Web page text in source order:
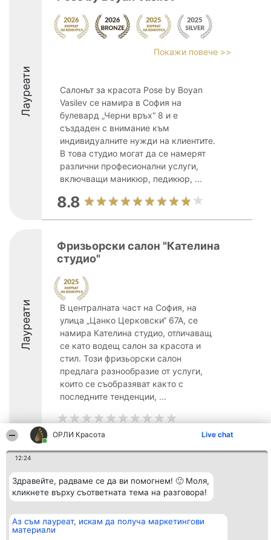
ОРЛИ Красота Live chat
12:24
Здравейте, радваме се да ви помогнем! 🙂 Моля,
кликнете върху съответната тема на разговора!
Аз съм лауреат, искам да получа маркетингови
материали
Лауреати
Покажи повече >>
Салонът за красота Pose by Boyan
Vasilev се намира в София на
булевард „Черни връх“ 8 и е
създаден с внимание към
индивидуалните нужди на клиентите.
В това студио могат да се намерят
различни професионални услуги,
включващи маникюр, педикюр, ...
8.8
Лауреати
Фризьорски салон "Кателина
студио"
В централната част на София, на
улица „Цанко Церковски“ 67А, се
намира Кателина студио, отличаващ
се като водещ салон за красота и
стил. Този фризьорски салон
предлага разнообразие от услуги,
които се съобразяват както с
последните тенденции, ...
Организатор на
класиране
Beautiful Company S.R.L.
BulevardulAleea Timișul De
Sus Nr. 2, Bl. A30, Sc. A, Et.
București 53-238
CUI 36737675
Списък на
победители
Статут/Устав
Политика за